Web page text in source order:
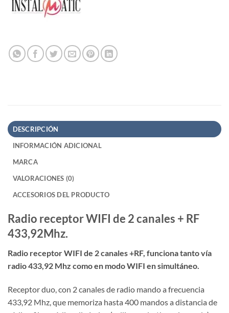
DESCRIPCIÓN
INFORMACIÓN ADICIONAL
MARCA
VALORACIONES (0)
ACCESORIOS DEL PRODUCTO
Radio receptor WIFI de 2 canales + RF
433,92Mhz.
Radio receptor WIFI de 2 canales +RF, funciona tanto vía
radio 433,92 Mhz como en modo WIFI en simultáneo.
Receptor duo, con 2 canales de radio mando a frecuencia
433,92 Mhz, que memoriza hasta 400 mandos a distancia de